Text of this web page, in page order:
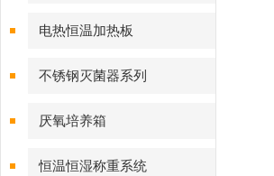
电热恒温加热板
不锈钢灭菌器系列
厌氧培养箱
恒温恒湿称重系统